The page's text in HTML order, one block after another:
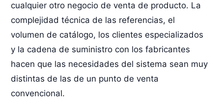
cualquier otro negocio de venta de producto. La
complejidad técnica de las referencias, el
volumen de catálogo, los clientes especializados
y la cadena de suministro con los fabricantes
hacen que las necesidades del sistema sean muy
distintas de las de un punto de venta
convencional.